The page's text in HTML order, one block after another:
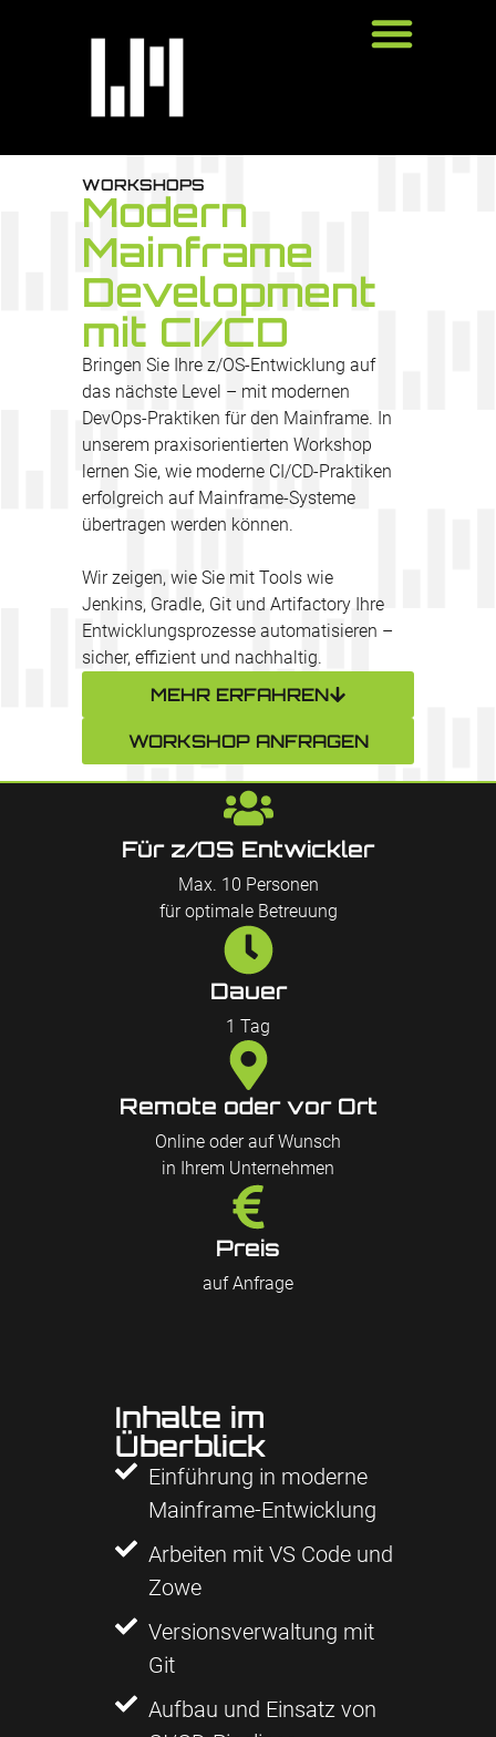
WORKSHOPS
Modern
Mainframe
Development
mit CI/CD
Bringen Sie Ihre z/OS-Entwicklung auf
das nächste Level – mit modernen
DevOps-Praktiken für den Mainframe. In
unserem praxisorientierten Workshop
lernen Sie, wie moderne CI/CD-Praktiken
erfolgreich auf Mainframe-Systeme
übertragen werden können.
Wir zeigen, wie Sie mit Tools wie
Jenkins, Gradle, Git und Artifactory Ihre
Entwicklungsprozesse automatisieren –
sicher, effizient und nachhaltig.
MEHR ERFAHREN
WORKSHOP ANFRAGEN
Für z/OS Entwickler
Max. 10 Personen
für optimale Betreuung
Dauer
1 Tag
Remote oder vor Ort
Online oder auf Wunsch
in Ihrem Unternehmen
Preis
auf Anfrage
Inhalte im
Überblick
Einführung in moderne
Mainframe-Entwicklung
Arbeiten mit VS Code und
Zowe
Versionsverwaltung mit
Git
Aufbau und Einsatz von